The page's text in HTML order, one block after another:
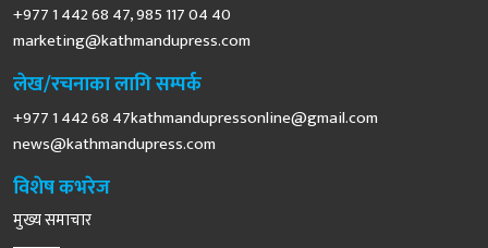
+977 1 442 68 47, 985 117 04 40
marketing@kathmandupress.com
लेख/रचनाका लागि सम्पर्क
+977 1 442 68 47kathmandupressonline@gmail.com
news@kathmandupress.com
विशेष कभरेज
मुख्य समाचार